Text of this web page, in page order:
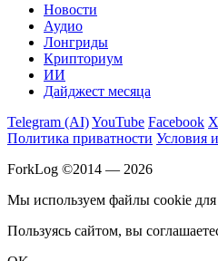
Новости
Аудио
Лонгриды
Крипториум
ИИ
Дайджест месяца
Telegram (AI)YouTube Facebook X
Политика приватности Условия
ForkLog ©2014 — 2026
Мы используем файлы cookie для
Пользуясь сайтом, вы